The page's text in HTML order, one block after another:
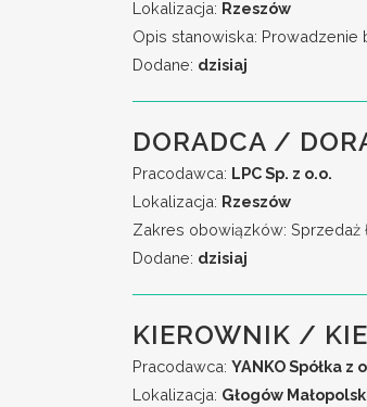
Lokalizacja: Rzeszów
Opis stanowiska: Prowadzenie
Dodane: dzisiaj
DORADCA /
Pracodawca: LPC Sp. z o.o.
Lokalizacja: Rzeszów
Zakres obowiązków: Sprzedaż
Dodane: dzisiaj
KIEROWNIK /
Pracodawca: YANKO Spółka z
Lokalizacja: Głogów